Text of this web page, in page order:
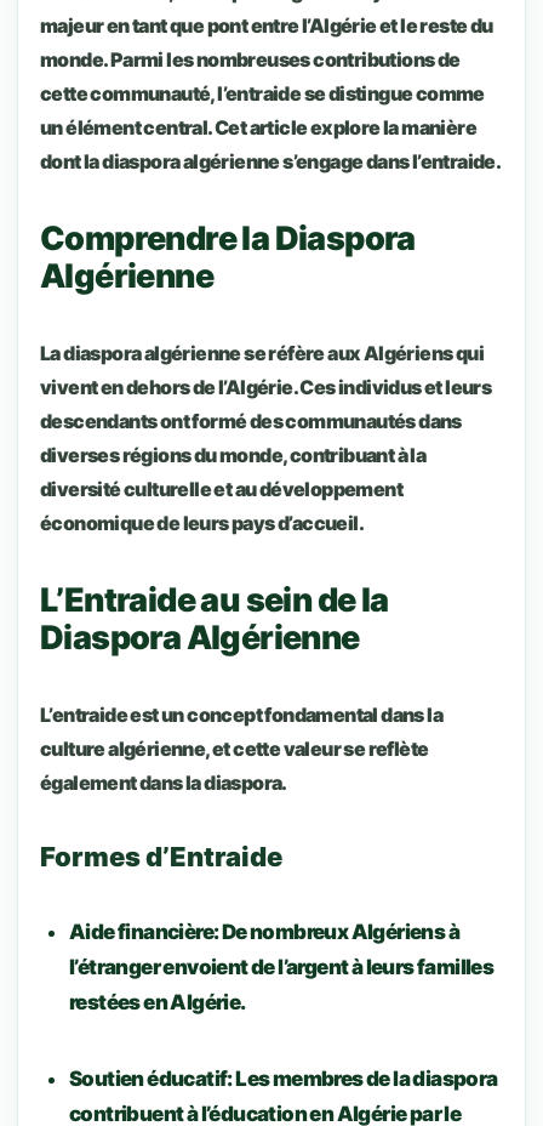
majeur en tant que pont entre l’Algérie et le reste du
monde. Parmi les nombreuses contributions de
cette communauté, l’entraide se distingue comme
un élément central. Cet article explore la manière
dont la diaspora algérienne s’engage dans l’entraide.
Comprendre la Diaspora
Algérienne
La diaspora algérienne se réfère aux Algériens qui
vivent en dehors de l’Algérie. Ces individus et leurs
descendants ont formé des communautés dans
diverses régions du monde, contribuant à la
diversité culturelle et au développement
économique de leurs pays d’accueil.
L’Entraide au sein de la
Diaspora Algérienne
L’entraide est un concept fondamental dans la
culture algérienne, et cette valeur se reflète
également dans la diaspora.
Formes d’Entraide
Aide financière: De nombreux Algériens à
l’étranger envoient de l’argent à leurs familles
restées en Algérie.
Soutien éducatif: Les membres de la diaspora
contribuent à l’éducation en Algérie par le